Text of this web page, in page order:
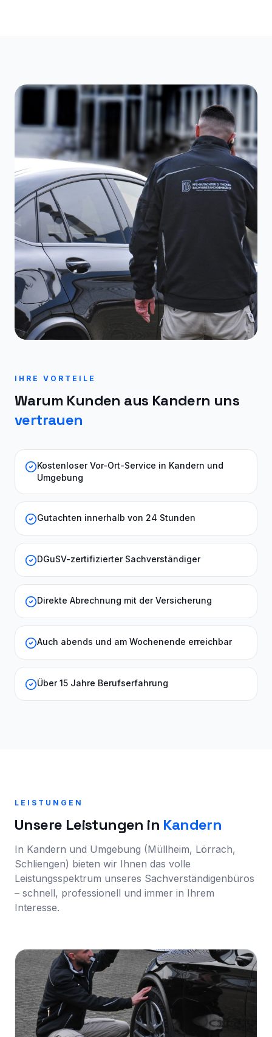
IHRE VORTEILE
Warum Kunden aus Kandern uns
vertrauen
Kostenloser Vor-Ort-Service in Kandern und
Umgebung
Gutachten innerhalb von 24 Stunden
DGuSV-zertifizierter Sachverständiger
Direkte Abrechnung mit der Versicherung
Auch abends und am Wochenende erreichbar
Über 15 Jahre Berufserfahrung
LEISTUNGEN
Unsere Leistungen in Kandern
In Kandern und Umgebung (Müllheim, Lörrach,
Schliengen) bieten wir Ihnen das volle
Leistungsspektrum unseres Sachverständigenbüros
– schnell, professionell und immer in Ihrem
Interesse.